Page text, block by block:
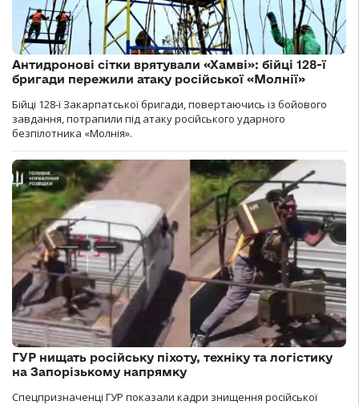
Антидронові сітки врятували «Хамві»: бійці 128-ї
бригади пережили атаку російської «Молнії»
Бійці 128-ї Закарпатської бригади, повертаючись із бойового
завдання, потрапили під атаку російського ударного
безпілотника «Молнія».
ГУР нищать російську піхоту, техніку та логістику
на Запорізькому напрямку
Спецпризначенці ГУР показали кадри знищення російської